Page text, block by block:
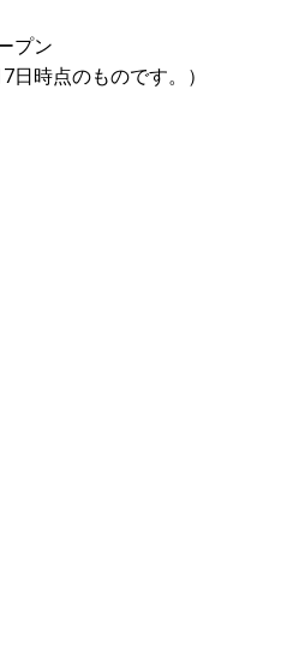
プン
日時点のものです。）